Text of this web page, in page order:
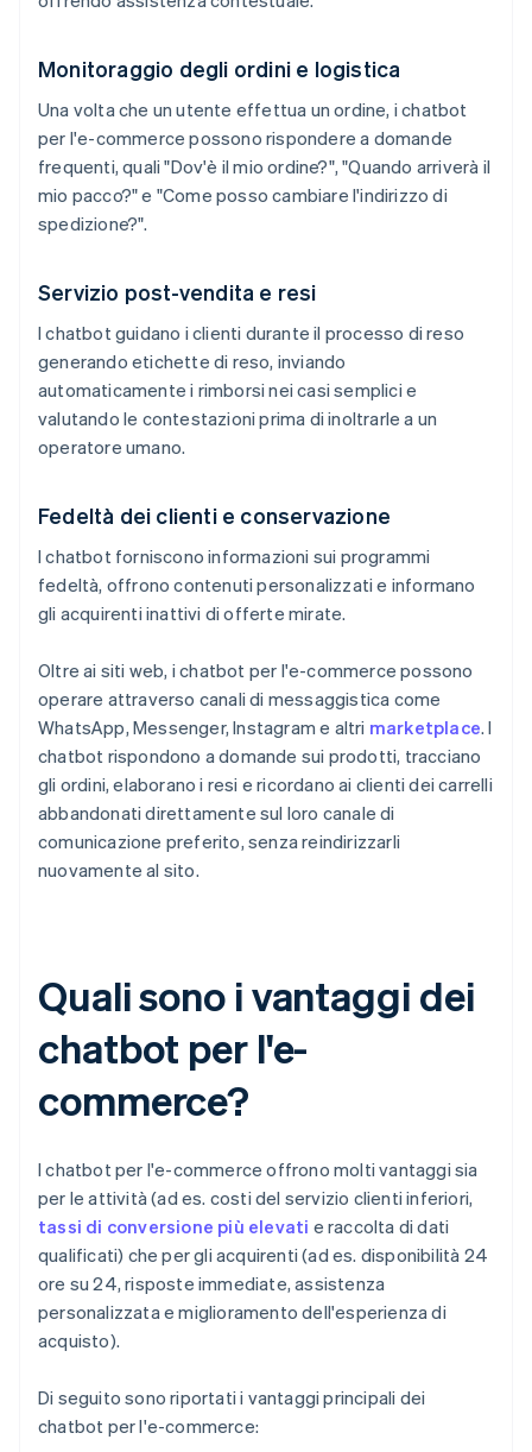
Monitoraggio degli ordini e logistica
Una volta che un utente effettua un ordine, i chatbot
per l'e-commerce possono rispondere a domande
frequenti, quali "Dov'è il mio ordine?", "Quando arriverà il
mio pacco?" e "Come posso cambiare l'indirizzo di
spedizione?".
Servizio post-vendita e resi
I chatbot guidano i clienti durante il processo di reso
generando etichette di reso, inviando
automaticamente i rimborsi nei casi semplici e
valutando le contestazioni prima di inoltrarle a un
operatore umano.
Fedeltà dei clienti e conservazione
I chatbot forniscono informazioni sui programmi
fedeltà, offrono contenuti personalizzati e informano
gli acquirenti inattivi di offerte mirate.
Oltre ai siti web, i chatbot per l'e-commerce possono
operare attraverso canali di messaggistica come
WhatsApp, Messenger, Instagram e altri marketplace. I
chatbot rispondono a domande sui prodotti, tracciano
gli ordini, elaborano i resi e ricordano ai clienti dei carrelli
abbandonati direttamente sul loro canale di
comunicazione preferito, senza reindirizzarli
nuovamente al sito.
Quali sono i vantaggi dei
chatbot per l'e-
commerce?
I chatbot per l'e-commerce offrono molti vantaggi sia
per le attività (ad es. costi del servizio clienti inferiori,
tassi di conversione più elevati e raccolta di dati
qualificati) che per gli acquirenti (ad es. disponibilità 24
ore su 24, risposte immediate, assistenza
personalizzata e miglioramento dell'esperienza di
acquisto).
Di seguito sono riportati i vantaggi principali dei
chatbot per l'e-commerce: